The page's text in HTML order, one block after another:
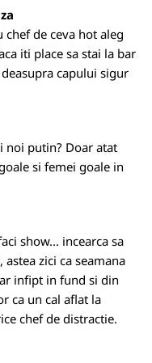
de ceva hot aleg
iti place sa stai la bar
capului sigur
noi putin? Doar atat
si femei goale in
show... incearca sa
zici ca seamana
infipt in fund si din
ca un cal aflat la
chef de distractie.